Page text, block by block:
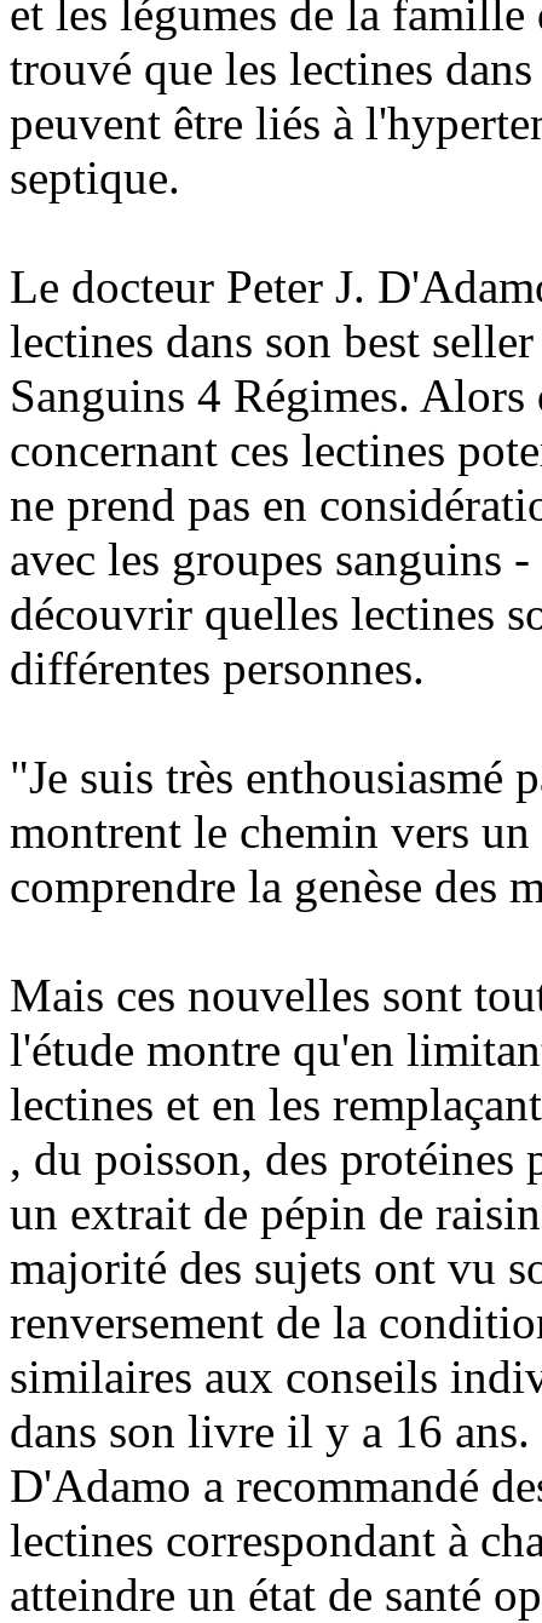
et les légumes de la famille
trouvé que les lectines
peuvent être liés à
septique.
Le docteur Peter J.
lectines dans son best
Sanguins 4 Régimes.
concernant ces lectines
ne prend pas en
avec les groupes sanguins
découvrir quelles lectines
différentes personnes.
"Je suis très enthousiasmé
montrent le chemin vers
comprendre la genèse des
Mais ces nouvelles sont
l'étude montre qu'en
lectines et en les
, du poisson, des protéines
un extrait de pépin de
majorité des sujets ont vu
renversement de la
similaires aux conseils
dans son livre il y a 16
D'Adamo a recommandé
lectines correspondant à
atteindre un état de santé